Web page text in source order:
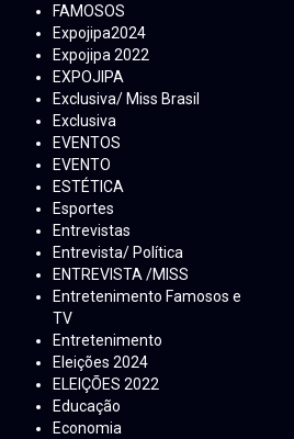
FAMOSOS
Expojipa2024
Expojipa 2022
EXPOJIPA
Exclusiva/ Miss Brasil
Exclusiva
EVENTOS
EVENTO
ESTÉTICA
Esportes
Entrevistas
Entrevista/ Política
ENTREVISTA /MISS
Entretenimento Famosos e
TV
Entretenimento
Eleições 2024
ELEIÇÕES 2022
Educação
Economia